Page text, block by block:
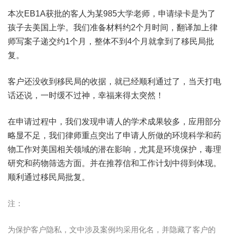
本次EB1A获批的客人为某985大学老师，申请绿卡是为了
孩子去美国上学。我们准备材料约2个月时间，翻译加上律
师写案子递交约1个月，整体不到4个月就拿到了移民局批
复。
客户还没收到移民局的收据，就已经顺利通过了，当天打电
话还说，一时缓不过神，幸福来得太突然！
在申请过程中，我们发现申请人的学术成果较多，应用部分
略显不足，我们律师重点突出了申请人所做的环境科学和药
物工作对美国相关领域的潜在影响，尤其是环境保护，毒理
研究和药物筛选方面。并在推荐信和工作计划中得到体现。
顺利通过移民局批复。
注：
为保护客户隐私，文中涉及案例均采用化名，并隐藏了客户的